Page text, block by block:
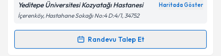
Yeditepe Üniversitesi Kozyatağı Hastanesi Haritada Göster
İçerenköy, Hastahane Sokağı No:4 D:4/1, 34752
Randevu Talep Et
Randevu Takvimi Talebi